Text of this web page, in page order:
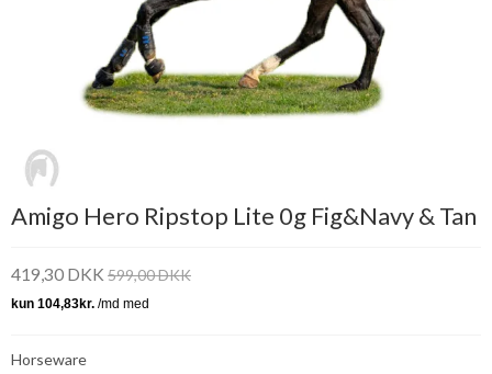
Amigo Hero Ripstop Lite 0g Fig&Navy & Tan
419,30 DKK 599,00 DKK
Horseware